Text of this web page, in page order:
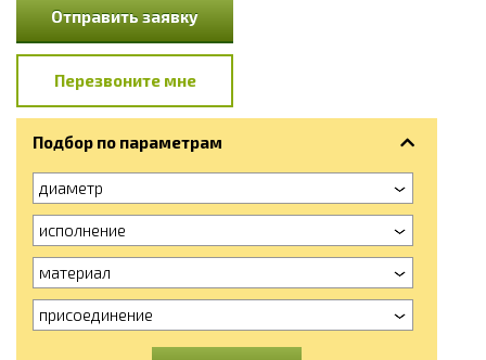
Отправить заявку
Перезвоните мне
Подбор по параметрам
диаметр
исполнение
материал
присоединение